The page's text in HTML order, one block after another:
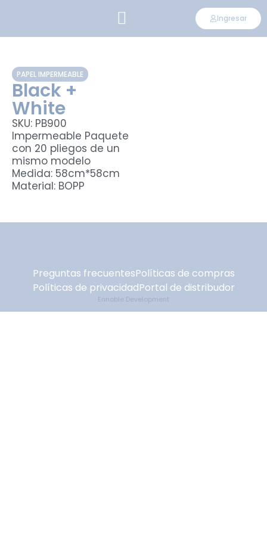
Ingresar
PAPEL IMPERMEABLE
Black +
White
SKU: PB900
Impermeable Paquete
con 20 pliegos de un
mismo modelo
Medida: 58cm*58cm
Material: BOPP
Preguntas frecuentesPolíticas de compras
Políticas de privacidadPortal de distribudor
Ennoble Development